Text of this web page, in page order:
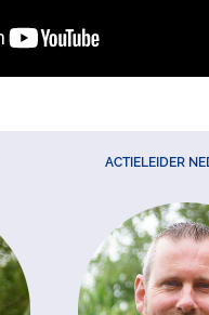
ACTIELEIDER